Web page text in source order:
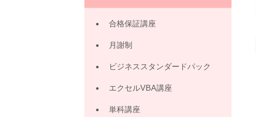
合格保証講座
月謝制
ビジネススタンダードパック
エクセルVBA講座
単科講座